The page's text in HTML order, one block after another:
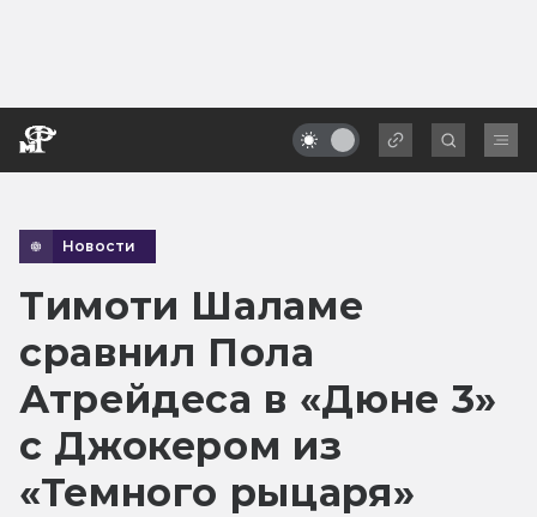
Новости
Тимоти Шаламе
сравнил Пола
Атрейдеса в «Дюне 3»
с Джокером из
«Темного рыцаря»